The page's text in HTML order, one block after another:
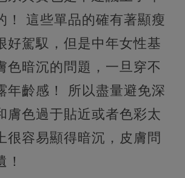
！ 這些單品的確有著顯瘦
好駕馭，但是中年女性基
色暗沉的問題，一旦穿不
年齡感！ 所以盡量避免深
膚色過于貼近或者色彩太
很容易顯得暗沉，皮膚問